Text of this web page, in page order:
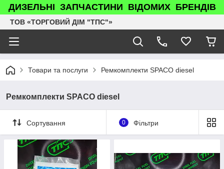
ДИЗЕЛЬНІ ЗАПЧАСТИНИ ВІДОМИХ БРЕНДІВ
ТОВ «ТОРГОВИЙ ДІМ "ТПС"»
Товари та послуги Ремкомплекти SPACO diesel
Ремкомплекти SPACO diesel
Сортування 0 Фільтри